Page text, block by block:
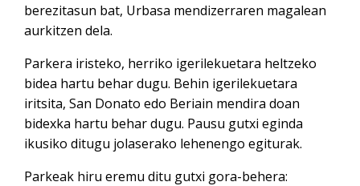
berezitasun bat, Urbasa mendizerraren magalean
aurkitzen dela.
Parkera iristeko, herriko igerilekuetara heltzeko
bidea hartu behar dugu. Behin igerilekuetara
iritsita, San Donato edo Beriain mendira doan
bidexka hartu behar dugu. Pausu gutxi eginda
ikusiko ditugu jolaserako lehenengo egiturak.
Parkeak hiru eremu ditu gutxi gora-behera: